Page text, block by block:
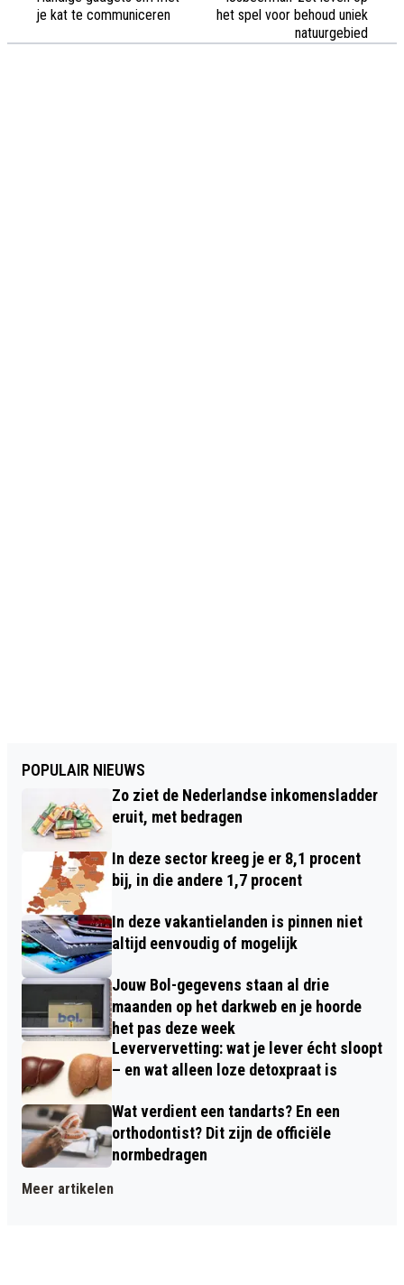
je kat te communiceren
het spel voor behoud uniek
natuurgebied
POPULAIR NIEUWS
Zo ziet de Nederlandse inkomensladder
eruit, met bedragen
In deze sector kreeg je er 8,1 procent
bij, in die andere 1,7 procent
In deze vakantielanden is pinnen niet
altijd eenvoudig of mogelijk
Jouw Bol-gegevens staan al drie
maanden op het darkweb en je hoorde
het pas deze week
Leververvetting: wat je lever écht sloopt
– en wat alleen loze detoxpraat is
Wat verdient een tandarts? En een
orthodontist? Dit zijn de officiële
normbedragen
Meer artikelen